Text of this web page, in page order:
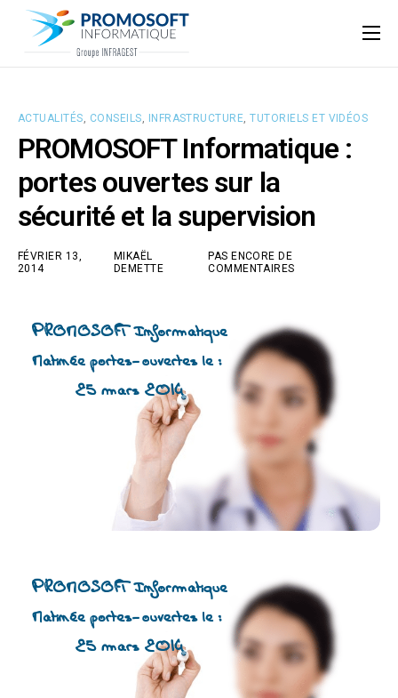
Qui sommes-nous ?
Nos ressources
Support
ACTUALITÉS CONSEILS INFRASTRUCTURE ,TUTORIELS ET VIDÉOS
PROMOSOFT Informatique :
portes ouvertes sur la
sécurité et la supervision
FÉVRIER 13,
2014
MIKAËL
DEMETTE
PAS ENCORE DE
COMMENTAIRES